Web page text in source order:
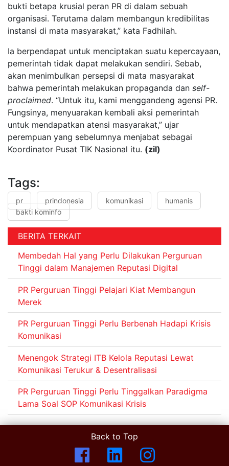
bukti betapa krusial peran PR di dalam sebuah
organisasi. Terutama dalam membangun kredibilitas
instansi di mata masyarakat,” kata Fadhilah.
Ia berpendapat untuk menciptakan suatu kepercayaan,
pemerintah tidak dapat melakukan sendiri. Sebab,
akan menimbulkan persepsi di mata masyarakat
bahwa pemerintah melakukan propaganda dan self-
proclaimed. “Untuk itu, kami menggandeng agensi PR.
Fungsinya, menyuarakan kembali aksi pemerintah
untuk mendapatkan atensi masyarakat,” ujar
perempuan yang sebelumnya menjabat sebagai
Koordinator Pusat TIK Nasional itu. (zil)
Tags:
pr prindonesia komunikasi
humanis
bakti kominfo
BERITA TERKAIT
Membedah Hal yang Perlu Dilakukan Perguruan
Tinggi dalam Manajemen Reputasi Digital
PR Perguruan Tinggi Pelajari Kiat Membangun
Merek
PR Perguruan Tinggi Perlu Berbenah Hadapi Krisis
Komunikasi
Menengok Strategi ITB Kelola Reputasi Lewat
Komunikasi Terukur & Desentralisasi
PR Perguruan Tinggi Perlu Tinggalkan Paradigma
Lama Soal SOP Komunikasi Krisis
Back to Top